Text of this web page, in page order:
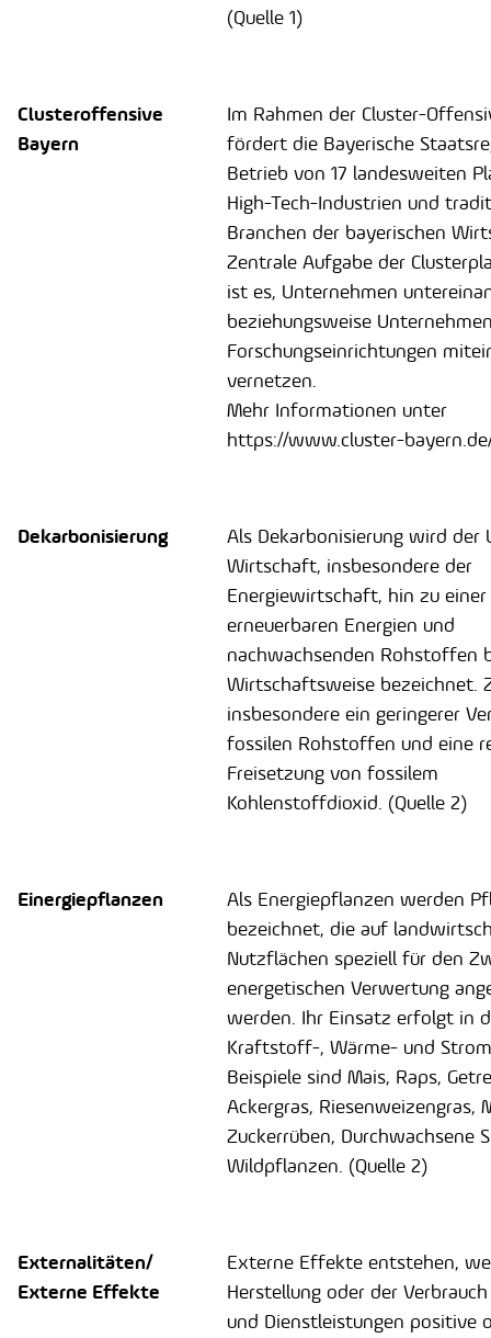
(Quelle 1)
Clusteroffensive
Bayern
Im Rahmen der Cluster-
fördert die Bayerische
Betrieb von 17 landesweiten
High-Tech-Industrien und
Branchen der bayerischen
Zentrale Aufgabe der
ist es, Unternehmen
beziehungsweise
Forschungseinrichtungen
vernetzen.
Mehr Informationen unter
https://www.cluster-
Dekarbonisierung
Als Dekarbonisierung wird der
Wirtschaft, insbesondere der
Energiewirtschaft, hin zu
erneuerbaren Energien und
nachwachsenden Rohstoffen
Wirtschaftsweise bezeichnet.
insbesondere ein geringerer
fossilen Rohstoffen und eine
Freisetzung von fossilem
Kohlenstoffdioxid. (Quelle 2)
Einergiepflanzen
Als Energiepflanzen werden
bezeichnet, die auf
Nutzflächen speziell für den
energetischen Verwertung
werden. Ihr Einsatz erfolgt in
Kraftstoff-, Wärme- und
Beispiele sind Mais, Raps,
Ackergras, Riesenweizengras,
Zuckerrüben, Durchwachsene
Wildpflanzen. (Quelle 2)
Externalitäten/
Externe Effekte
Externe Effekte entstehen,
Herstellung oder der
und Dienstleistungen positive